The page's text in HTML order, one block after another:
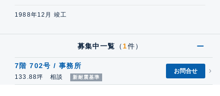
1988年12月 竣工
募集中一覧 （ 1件）
7階 702号 / 事務所
133.88坪 相談 新耐震基準
お問合せ